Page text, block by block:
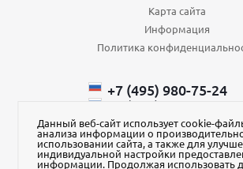
Карта сайта
Информация
Политика
+7 (495) 980-75-24
+7 (985) 110-66-64
+375 (29) ​750-43-88
order@aura-kvadrat.ru
Данный веб-сайт использует cookie-
анализа информации о
использовании сайта, а также для
индивидуальной настройки
информации. Продолжая использовать